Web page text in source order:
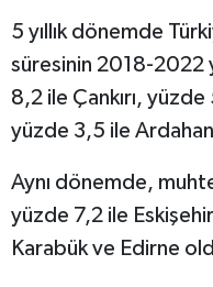
5 yıllık dönemde
süresinin 2018-2022
8,2 ile Çankırı,
yüzde 3,5 ile
Aynı dönemde,
yüzde 7,2 ile
Karabük ve Edirne